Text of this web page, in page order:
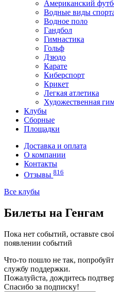
Американский
Водные виды
Водное поло
Гандбол
Гимнастика
Гольф
Дзюдо
Карате
Киберспорт
Крикет
Легкая атлетика
Художественная
Клубы
Сборные
Площадки
Доставка и оплата
О компании
Контакты
Отзывы 816
Все клубы
Билеты на Генгам
Пока нет событий, оставьте
появлении событий
Что-то пошло не так,
службу поддержки.
Пожалуйста, дождитесь
Спасибо за подписку!